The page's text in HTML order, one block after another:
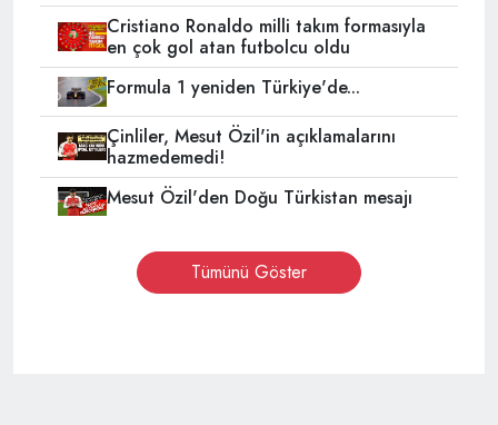
Cristiano Ronaldo milli takım formasıyla
en çok gol atan futbolcu oldu
Formula 1 yeniden Türkiye'de...
Çinliler, Mesut Özil'in açıklamalarını
hazmedemedi!
Mesut Özil'den Doğu Türkistan mesajı
Tümünü Göster